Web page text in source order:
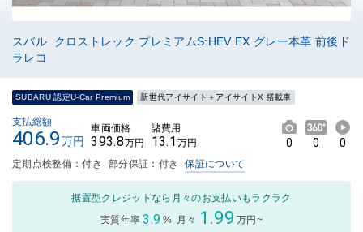
スバル クロストレック プレミアムS:HEV EX グレー本革 前後ド
ラレコ
SUBARU 認定U-Car Premium 新世代アイサイト＋アイサイトX 搭載車
支払総額
406.9万円
車両価格
393.8万円
諸費用
13.1 万円 0 0 0
定期点検整備：付き 部分保証：付き 保証について
据置型クレジットなら月々のお支払いもラクラク
実質年率 3.9 % 月々 1.99 万円~